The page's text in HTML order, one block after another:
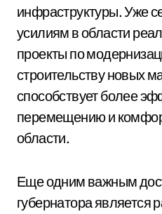
инфраструктуры. Уже
усилиям в области
проекты по
строительству новых
способствует более
перемещению и
области.
Еще одним важным
губернатора является